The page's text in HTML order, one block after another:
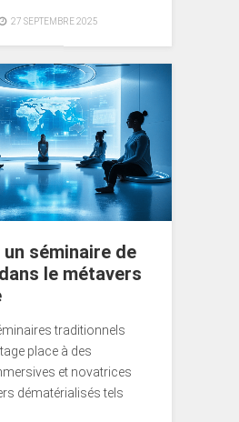
27 SEPTEMBRE 2025
séminaire de
le métavers
traditionnels
place à des
et novatrices
dématérialisés tels